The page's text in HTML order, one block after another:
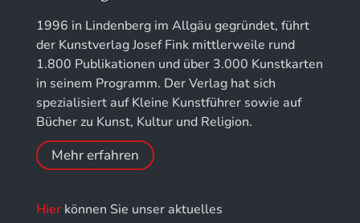
Jahresschriften der DGC Deutsche Gesellschaft
für Chronometrie
Jahrbuch der Stiftung Thüringer Schlösser und
Gärten
1996 in Lindenberg im Allgäu gegründet, führt
der Kunstverlag Josef Fink mittlerweile rund
1.800 Publikationen und über 3.000 Kunstkarten
in seinem Programm. Der Verlag hat sich
spezialisiert auf Kleine Kunstführer sowie auf
Bücher zu Kunst, Kultur und Religion.
Mehr erfahren
Hierkönnen Sie unser aktuelles